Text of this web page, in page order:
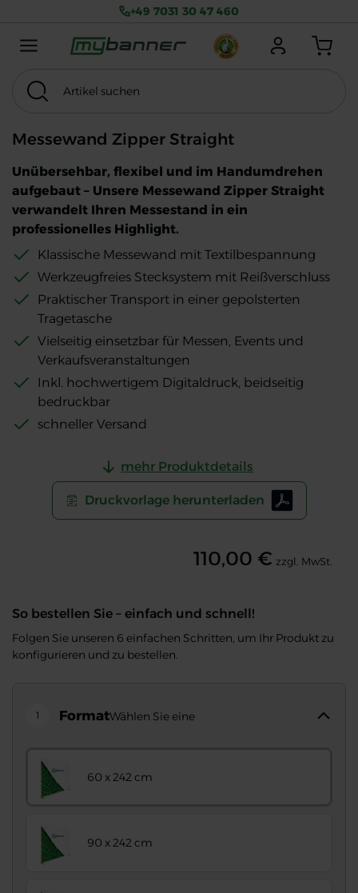
+49 7031 30 47 460
Anmelden Warenkorb
Menu mobile
MwSt. exkl.
Thema
Messewand Zipper Straight
Unübersehbar, flexibel und im Handumdrehen
aufgebaut – Unsere Messewand Zipper Straight
verwandelt Ihren Messestand in ein
professionelles Highlight.
Klassische Messewand mit Textilbespannung
Werkzeugfreies Stecksystem mit Reißverschluss
Praktischer Transport in einer gepolsterten
Tragetasche
Vielseitig einsetzbar für Messen, Events und
Verkaufsveranstaltungen
Inkl. hochwertigem Digitaldruck, beidseitig
bedruckbar
schneller Versand
mehr Produktdetails
Druckvorlage herunterladen
110,00 € zzgl. MwSt.
So bestellen Sie – einfach und schnell!
Folgen Sie unseren 6 einfachen Schritten, um Ihr Produkt zu
konfigurieren und zu bestellen.
1 FormatWählen Sie eine
60 x 242 cm
90 x 242 cm